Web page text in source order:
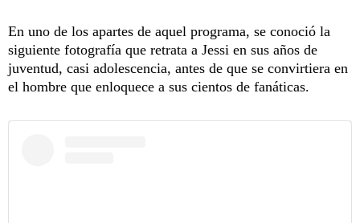
En uno de los apartes de aquel programa, se conoció la
siguiente fotografía que retrata a Jessi en sus años de
juventud, casi adolescencia, antes de que se convirtiera en
el hombre que enloquece a sus cientos de fanáticas.